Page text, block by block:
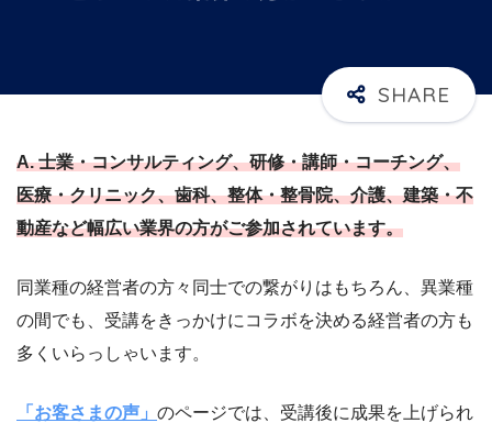
A. 士業・コンサルティング、研修・講師・コーチング、
医療・クリニック、歯科、整体・整骨院、介護、建築・不
動産など幅広い業界の方がご参加されています。
同業種の経営者の方々同士での繋がりはもちろん、異業種
の間でも、受講をきっかけにコラボを決める経営者の方も
多くいらっしゃいます。
「お客さまの声」 のページでは、受講後に成果を上げられ